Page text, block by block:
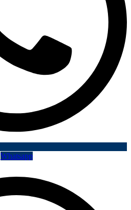
Whatsapp